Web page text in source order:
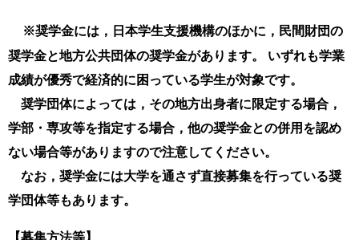
※奨学金には，日本学生支援機構のほかに，民間財団の
奨学金と地方公共団体の奨学金があります。 いずれも学業
成績が優秀で経済的に困っている学生が対象です。
奨学団体によっては，その地方出身者に限定する場合，
学部・専攻等を指定する場合，他の奨学金との併用を認め
ない場合等がありますので注意してください。
なお，奨学金には大学を通さず直接募集を行っている奨
学団体等もあります。
【募集方法等】